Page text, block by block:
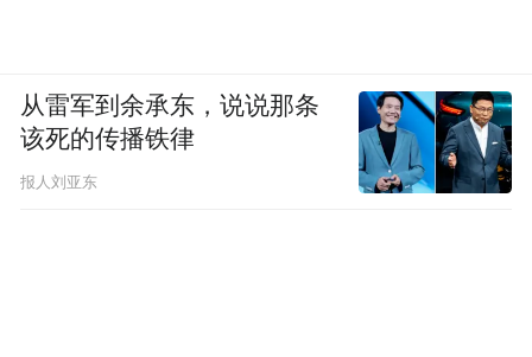
从雷军到余承东，说说那条
该死的传播铁律
报人刘亚东